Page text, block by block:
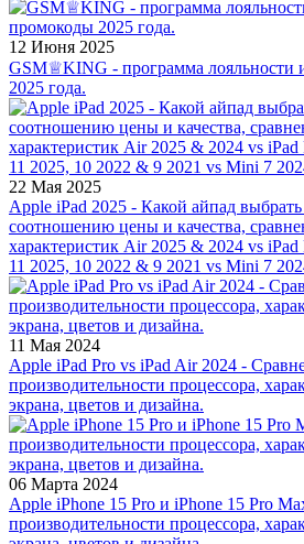
12 Июня 2025
GSM♕KING - программа лояльности
2025 года.
22 Мая 2025
Apple iPad 2025 - Какой айпад
соотношению цены и качества,
характеристик Air 2025 & 2024 vs
11 2025, 10 2022 & 9 2021 vs Mini 7
11 Мая 2024
Apple iPad Pro vs iPad Air 2024 -
производительности процессора,
экрана, цветов и дизайна.
06 Марта 2024
Apple iPhone 15 Pro и iPhone 15 Pro
производительности процессора,